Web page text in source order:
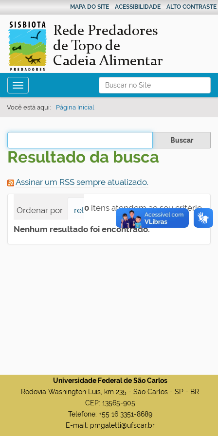
Busca
Busca Avançada…
MAPA DO SITE ACESSIBILIDADE ALTO CONTRASTE
Toggle navigation
Você está aqui: Página Inicial
Filtrar os resultados
Resultado da busca
Assinar um RSS sempre atualizado.
0 itens atendem ao seu critério.
Ordenar por relevância
data (mais recente
Nenhum resultado foi encontrado.
Universidade Federal de São Carlos
Rodovia Washington Luis, km 235 - São Carlos - SP - BR
CEP: 13565-905
Telefone: +55 16 3351-8689
E-mail: pmgaletti@ufscar.br